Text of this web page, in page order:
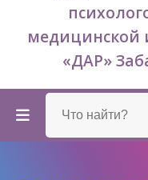
медицинской
«ДАР»